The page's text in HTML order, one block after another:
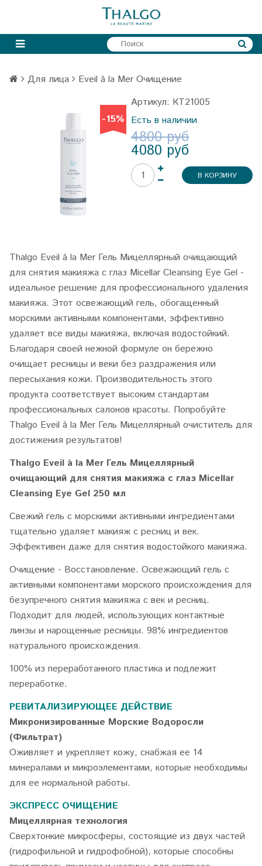
Для лица Eveil à la Mer Очищение
-15%
Артикул: КТ21005
Есть в наличии
4800 руб
4080 руб
В КОРЗИНУ
Thalgo Eveil à la Mer Гель Мицеллярный очищающий
для снятия макияжа с глаз Micellar Cleansing Eye Gel -
идеальное решение для профессионального удаления
макияжа. Этот освежающий гель, обогащенный
морскими активными компонентами, эффективно
удаляет все виды макияжа, включая водостойкий.
Благодаря своей нежной формуле он бережно
очищает ресницы и веки без раздражения или
пересыхания кожи. Производительность этого
продукта соответствует высоким стандартам
профессиональных салонов красоты. Попробуйте
Thalgo Eveil à la Mer Гель Мицеллярный очиститель для
достижения результатов!
Thalgo Eveil à la Mer Гель Мицеллярный
очищающий для снятия макияжа с глаз Micellar
Cleansing Eye Gel 250 мл
Свежий гель с морскими активными ингредиентами
тщательно удаляет макияж с ресниц и век.
Эффективен даже для снятия водостойкого макияжа.
Очищение - Восстановление. Освежающий гель с
активными компонентами морского происхождения для
безупречного снятия макияжа с век и ресниц.
Подходит для людей, использующих контактные
линзы и нарощенные ресницы. 98% ингредиентов
натурального происхождения.
100% из переработанного пластика и подлежит
переработке.
РЕВИТАЛИЗИРУЮЩЕЕ ДЕЙСТВИЕ
Микронизированные Морские Водоросли
(Фильтрат)
Оживляет и укрепляет кожу, снабжая ее 14
минералами и микроэлементами, которые необходимы
для ее нормальной работы.
ЭКСПРЕСС ОЧИЩЕНИЕ
Мицеллярная технология
Сверхтонкие микросферы, состоящие из двух частей
(гидрофильной и гидрофобной), которые способны